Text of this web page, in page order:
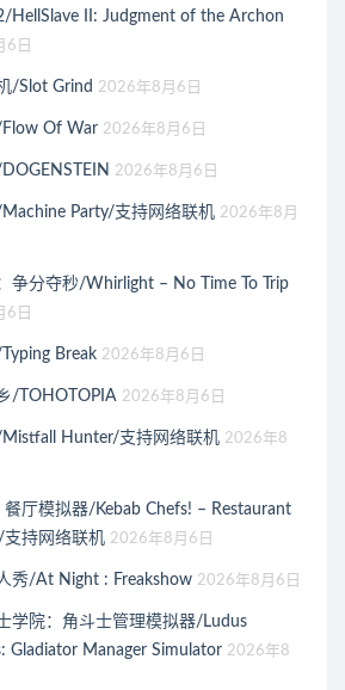
HellSlave II: Judgment of the Archon
6日
/Slot Grind 2026年8月6日
Of War 2026年8月6日
2026年8月6日
Party/支持网络联机 2026年8月
争分夺秒/Whirlight – No Time To Trip
6日
Break 2026年8月6日
/TOHOTOPIA 2026年8月6日
Hunter/支持网络联机 2026年8
餐厅模拟器/Kebab Chefs! – Restaurant
支持网络联机 2026年8月6日
秀/At Night : Freakshow 2026年8月6日
学院：角斗士管理模拟器/Ludus
Gladiator Manager Simulator 2026年8